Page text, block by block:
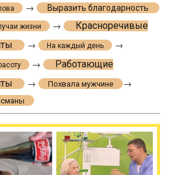
→ Выразить благодарность
жизни →
Красноречивые
→ На каждый день →
→
Работающие
→ Похвала мужчине →